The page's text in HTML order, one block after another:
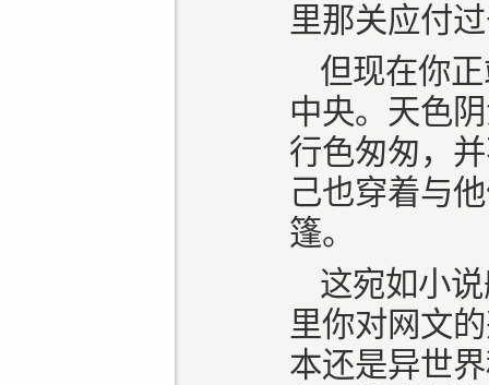
里那关应付
但现在你
中央。天色
行色匆匆，
己也穿着与
篷。
这宛如小
里你对网文
本还是异世